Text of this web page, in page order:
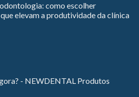
como escolher
elevam a produtividade da clínica
- NEWDENTAL Produtos